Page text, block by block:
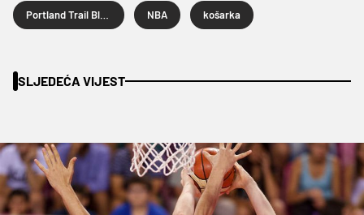
NBA košarka
SLJEDEĆA VIJEST